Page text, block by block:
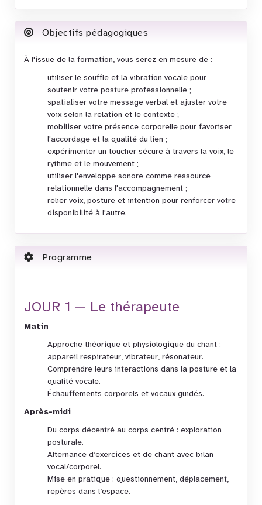
Objectifs pédagogiques
À l'issue de la formation, vous serez en mesure de :
utiliser le souffle et la vibration vocale pour
soutenir votre posture professionnelle ;
spatialiser votre message verbal et ajuster votre
voix selon la relation et le contexte ;
mobiliser votre présence corporelle pour favoriser
l'accordage et la qualité du lien ;
expérimenter un toucher sécure à travers la voix, le
rythme et le mouvement ;
utiliser l'enveloppe sonore comme ressource
relationnelle dans l'accompagnement ;
relier voix, posture et intention pour renforcer votre
disponibilité à l'autre.
Programme
JOUR 1 — Le thérapeute
Matin
Approche théorique et physiologique du chant :
appareil respirateur, vibrateur, résonateur.
Comprendre leurs interactions dans la posture et la
qualité vocale.
Échauffements corporels et vocaux guidés.
Après-midi
Du corps décentré au corps centré : exploration
posturale.
Alternance d’exercices et de chant avec bilan
vocal/corporel.
Mise en pratique : questionnement, déplacement,
repères dans l’espace.